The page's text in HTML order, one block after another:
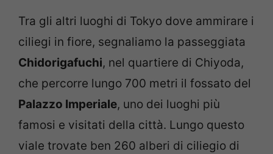
Tra gli altri luoghi di Tokyo dove ammirare i
ciliegi in fiore, segnaliamo la passeggiata
Chidorigafuchi, nel quartiere di Chiyoda,
che percorre lungo 700 metri il fossato del
Palazzo Imperiale, uno dei luoghi più
famosi e visitati della città. Lungo questo
viale trovate ben 260 alberi di ciliegio di